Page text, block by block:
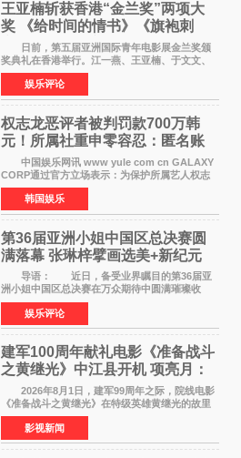
王亚楠斩获香港“金兰奖”两项大
奖 《给时间的情书》《旗袍刺
客》双双获肯定
日前，第五届亚洲国际青年电影展金兰奖颁
奖典礼在香港举行。江一燕、王亚楠、于文文、
李东学等知名演员出席活动。著名演员、导演王
亚楠凭借音乐故事片《给时间的情书》和院线电
影《旗袍刺客》
娱乐评论
权志龙恶评者被判罚款700万韩
元！所属社重申零容忍：匿名账
号也难逃刑责
中国娱乐网讯 www yule com cn GALAXY
CORP通过官方立场表示：为保护所属艺人权志
龙的名誉和权益，将持续对网络上发生的名誉损
害、散布虚假事实、侮辱、恶意诽谤等行为采取
法律应对措施。
韩国娱乐
第36届亚洲小姐中国区总决赛圆
满落幕 张琳梓擘画选美+新纪元
导语： 近日，备受业界瞩目的第36届亚
洲小姐中国区总决赛在万众期待中圆满璀璨收
官。整场盛典汇聚万千芳华，不仅完成了新一届
美丽代言人的加冕选拔，更在行业发展层面带来
颠覆性突破。活动
娱乐评论
建军100周年献礼电影《准备战斗
之黄继光》中江县开机 项亮月：
以光影为笔，书写英雄赞歌
2026年8月1日，建军99周年之际，院线电影
《准备战斗之黄继光》在特级英雄黄继光的故里
——四川省德阳市中江县黄继光出生地正式开
机。本片出品人、总制片人项亮月主持开机仪
式，&zwnj;特级英雄
影视新闻